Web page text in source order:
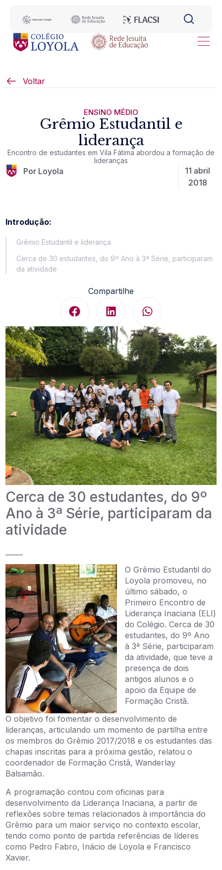
Voltar
ENSINO MÉDIO
Grêmio Estudantil e
liderança
Encontro de estudantes em Vila Fátima abordou a formação de
lideranças
Por Loyola
11 abril
2018
Introdução:
Grêmio Estudantil e liderança
Cerca de 30 estudantes, do 9º Ano à 3ª Série, participaram
da atividade
Compartilhe
Cerca de 30 estudantes, do 9º
Ano à 3ª Série, participaram da
atividade
O Grêmio Estudantil do
Loyola promoveu, no
último sábado, o
Primeiro Encontro de
Liderança Inaciana (ELI)
do Colégio. Cerca de 30
estudantes, do 9º Ano
à 3ª Série, participaram
da atividade, que teve a
presença de dois
antigos alunos e o
apoio da Equipe de
Formação Cristã.
O objetivo foi fomentar o desenvolvimento de
lideranças, articulando um momento de partilha entre
os membros do Grêmio 2017/2018 e os estudantes das
chapas inscritas para a próxima gestão, relatou o
coordenador de Formação Cristã, Wanderlay
Balsamão.
A programação contou com oficinas para
desenvolvimento da Liderança Inaciana, a partir de
reflexões sobre temas relacionados à importância do
Grêmio para um maior serviço no contexto escolar,
tendo como ponto de partida referências de líderes
como Pedro Fabro, Inácio de Loyola e Francisco
Xavier.